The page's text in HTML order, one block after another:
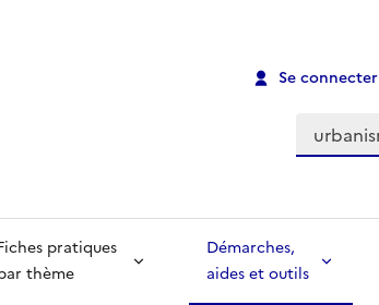
Se connecter
Recherche
pratiques
thème
Démarches,
aides et outils